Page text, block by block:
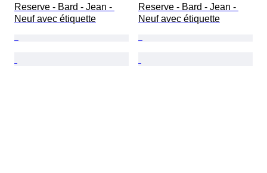
Reserve - Bard - Jean -
Neuf avec étiquette
Reserve - Bard - Jean -
Neuf avec étiquette